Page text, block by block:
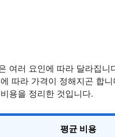
여러 요인에 따라 달라집
따라 가격이 정해지곤 합
용을 정리한 것입니다.
평균 비용